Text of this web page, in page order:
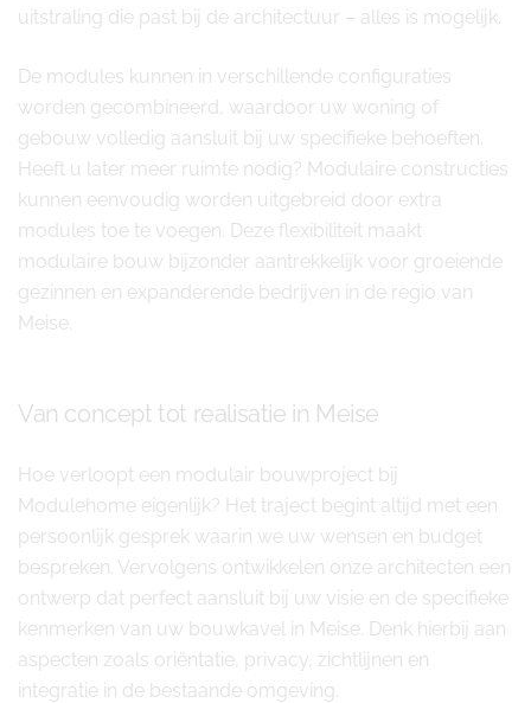
uitstraling die past bij de architectuur – alles is mogelijk.
De modules kunnen in verschillende configuraties
worden gecombineerd, waardoor uw woning of
gebouw volledig aansluit bij uw specifieke behoeften.
Heeft u later meer ruimte nodig? Modulaire constructies
kunnen eenvoudig worden uitgebreid door extra
modules toe te voegen. Deze flexibiliteit maakt
modulaire bouw bijzonder aantrekkelijk voor groeiende
gezinnen en expanderende bedrijven in de regio van
Meise.
Van concept tot realisatie in Meise
Hoe verloopt een modulair bouwproject bij
Modulehome eigenlijk? Het traject begint altijd met een
persoonlijk gesprek waarin we uw wensen en budget
bespreken. Vervolgens ontwikkelen onze architecten een
ontwerp dat perfect aansluit bij uw visie en de specifieke
kenmerken van uw bouwkavel in Meise. Denk hierbij aan
aspecten zoals oriëntatie, privacy, zichtlijnen en
integratie in de bestaande omgeving.